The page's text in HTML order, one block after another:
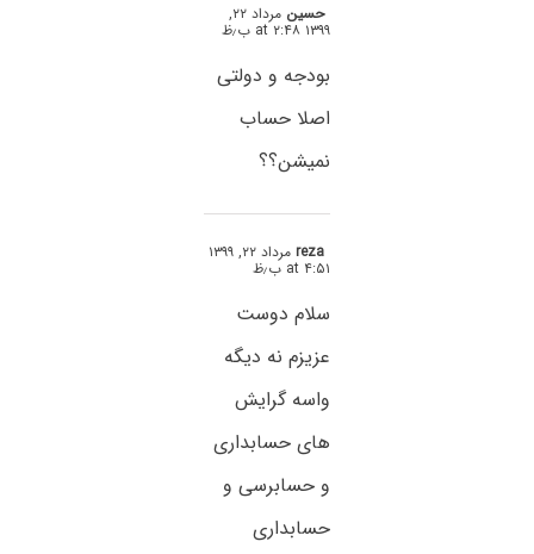
حسین مرداد ۲۲,
۱۳۹۹ at ۲:۴۸ ب٫ظ
بودجه و دولتی
اصلا حساب
نمیشن؟؟
reza مرداد ۲۲, ۱۳۹۹
at ۴:۵۱ ب٫ظ
سلام دوست
عزیزم نه دیگه
واسه گرایش
های حسابداری
و حسابرسی و
حسابداری